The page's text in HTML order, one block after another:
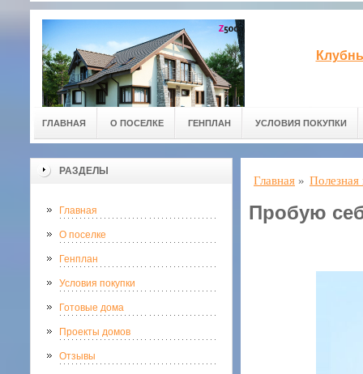
ГЛАВНАЯ О ПОСЕЛКЕ ГЕНПЛАН УСЛОВИЯ ПОКУПКИ
РАЗДЕЛЫ
Главная
О поселке
Генплан
Условия покупки
Готовые дома
Проекты домов
Отзывы
Главная »
Пробую